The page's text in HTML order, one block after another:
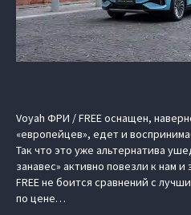
Voyah ФРИ / FREE оснащен,
«европейцев», едет и
Так что это уже альтернатива
занавес» активно повезли к нам
FREE не боится сравнений с
по цене…